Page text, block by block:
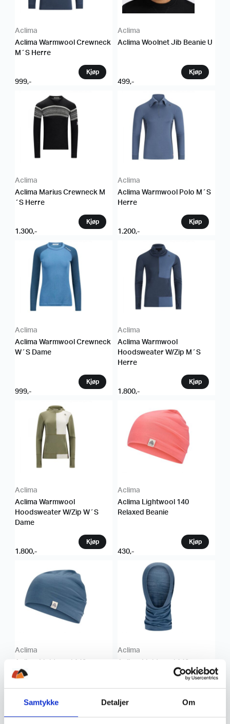
Samtykke Detaljer Om
Aclima
Aclima Warmwool Crewneck
M´S Herre
999,-
Aclima
Aclima Woolnet Jib Beanie U
499,-
Aclima
Aclima Marius Crewneck M
´S Herre
1.300,-
Aclima
Aclima Warmwool Polo M´S
Herre
1.200,-
Aclima
Aclima Warmwool Crewneck
W´S Dame
999,-
Aclima
Aclima Warmwool
Hoodsweater W/Zip M´S
Herre
1.800,-
Aclima
Aclima Warmwool
Hoodsweater W/Zip W´S
Dame
1.800,-
Aclima
Aclima Lightwool 140
Relaxed Beanie
430,-
Aclima
Aclima Lightwool 140
Relaxed Beanie
430,-
Aclima
Aclima Lightwool 140
400